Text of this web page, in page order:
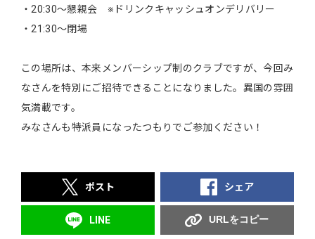
・20:30～懇親会 ※ドリンクキャッシュオンデリバリー
・21:30～閉場
この場所は、本来メンバーシップ制のクラブですが、今回み
なさんを特別にご招待できることになりました。異国の雰囲
気満載です。
みなさんも特派員になったつもりでご参加ください！
ポスト シェア
LINE URLをコピー